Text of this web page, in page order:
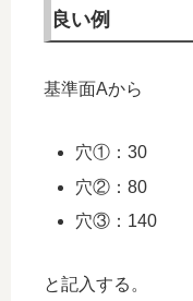
良い例
基準面Aから
穴①：30
穴②：80
穴③：140
と記入する。